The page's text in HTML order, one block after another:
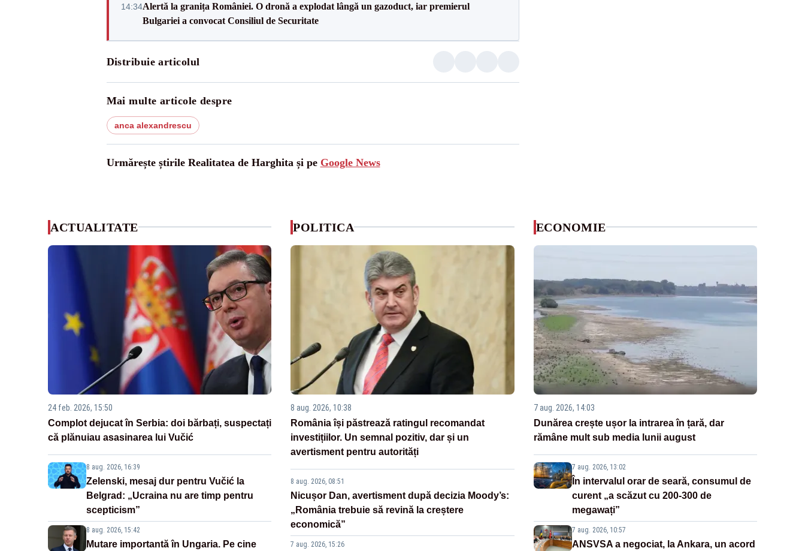
14:34Alertă la granița României. O dronă a explodat lângă un gazoduct, iar premierul
Bulgariei a convocat Consiliul de Securitate
Distribuie articolul
Mai multe articole despre
anca alexandrescu
Urmărește știrile Realitatea de Harghita și pe Google News
ACTUALITATE
24 feb. 2026, 15:50
Complot dejucat în Serbia: doi bărbați, suspectați
că plănuiau asasinarea lui Vučić
8 aug. 2026, 16:39
Zelenski, mesaj dur pentru Vučić la
Belgrad: „Ucraina nu are timp pentru
scepticism”
8 aug. 2026, 15:42
Mutare importantă în Ungaria. Pe cine
POLITICA
8 aug. 2026, 10:38
România își păstrează ratingul recomandat
investițiilor. Un semnal pozitiv, dar și un
avertisment pentru autorități
8 aug. 2026, 08:51
Nicușor Dan, avertisment după decizia Moody’s:
„România trebuie să revină la creștere
economică”
7 aug. 2026, 15:26
ECONOMIE
7 aug. 2026, 14:03
Dunărea crește ușor la intrarea în țară, dar
rămâne mult sub media lunii august
7 aug. 2026, 13:02
În intervalul orar de seară, consumul de
curent „a scăzut cu 200-300 de
megawați”
7 aug. 2026, 10:57
ANSVSA a negociat, la Ankara, un acord